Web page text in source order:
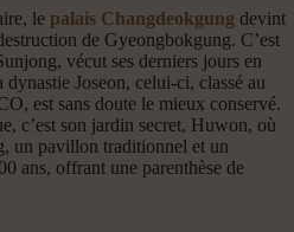
le palais Changdeokgung devint
de Gyeongbokgung. C’est
vécut ses derniers jours en
Joseon, celui-ci, classé au
est sans doute le mieux conservé.
c’est son jardin secret, Huwon, où
un pavillon traditionnel et un
ans, offrant une parenthèse de